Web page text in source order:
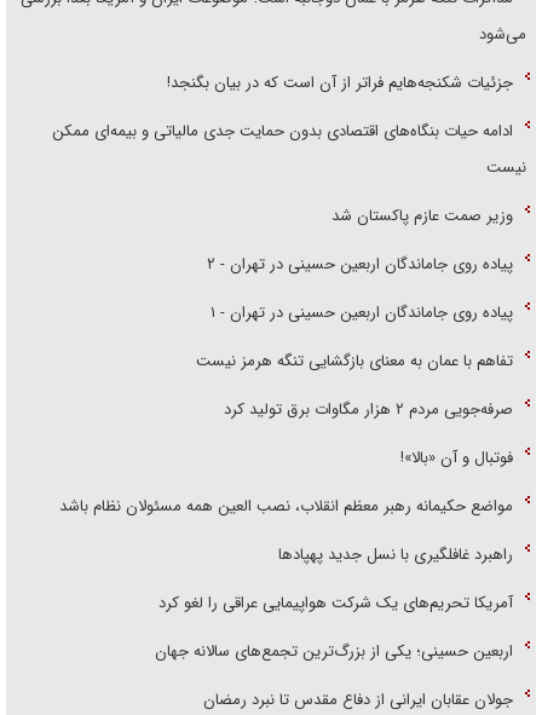
می‌شود
جزئیات شکنجه‌هایم فراتر از آن است که در بیان بگنجد!
ادامه حیات بنگاه‌های اقتصادی بدون حمایت جدی مالیاتی و بیمه‌ای ممکن
نیست
وزیر صمت عازم پاکستان شد
پیاده روی جاماندگان اربعین حسینی در تهران - ۲
پیاده روی جاماندگان اربعین حسینی در تهران - ۱
تفاهم با عمان به معنای بازگشایی تنگه هرمز نیست
صرفه‌جویی مردم ۲ هزار مگاوات برق تولید کرد
فوتبال و آن «بالا»!
مواضع حکیمانه رهبر معظم انقلاب، نصب العین همه مسئولان نظام باشد
راهبرد غافلگیری با نسل جدید پهپاد‌ها
آمریکا تحریم‌های یک شرکت هواپیمایی عراقی را لغو کرد
اربعین حسینی؛ یکی از بزرگ‌ترین تجمع‌های سالانه جهان
جولان عقابان ایرانی از دفاع مقدس تا نبرد رمضان